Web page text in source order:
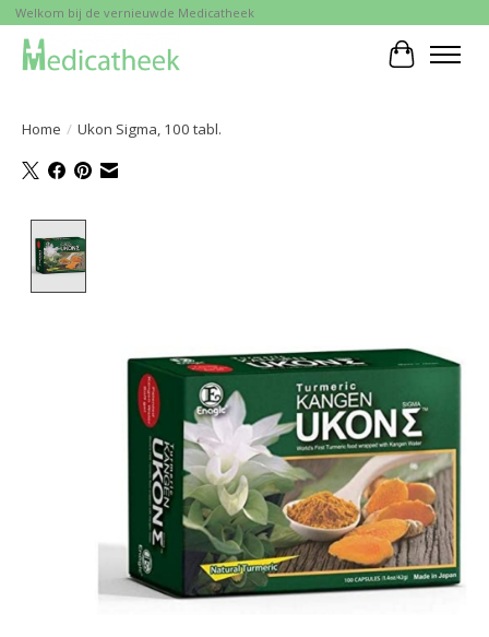
Welkom bij de vernieuwde Medicatheek
Home / Ukon Sigma, 100 tabl.